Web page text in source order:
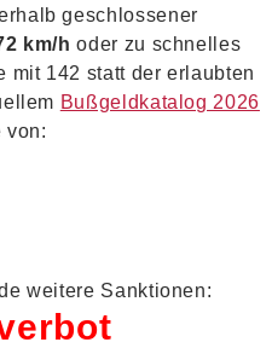
geschlossener
km/h oder zu schnelles
mit 142 statt der erlaubten
Bußgeldkatalog 2026
von:
weitere Sanktionen: